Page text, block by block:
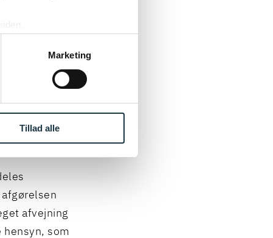
Marketing
Tillad alle
til
ved byretten
afvejning
hensyn, som